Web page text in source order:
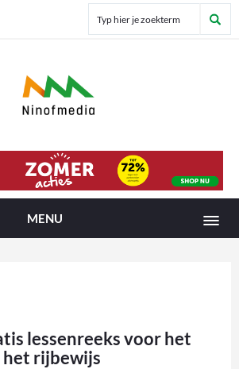
MENU
lessenreeks voor het
het rijbewijs